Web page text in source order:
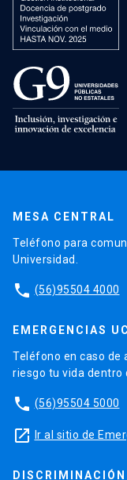
MESA CENTRAL
Teléfono para
Universidad.
phone (56)95504 4000
EMERGENCIAS UC
Teléfono en caso de
riesgo tu vida dentro
phone (56)95504 5000
launch Ir al sitio de